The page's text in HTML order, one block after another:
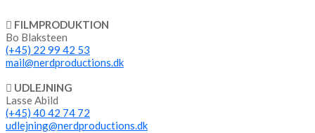
FILMPRODUKTION
Bo Blaksteen
(+45) 22 99 42 53
mail@nerdproductions.dk
UDLEJNING
Lasse Abild
(+45) 40 42 74 72
udlejning@nerdproductions.dk